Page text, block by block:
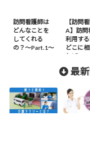
訪問看護師は
どんなことを
してくれる
の？〜Part.1〜
【訪問
A】訪問
利用す
どこに
ればいい
最